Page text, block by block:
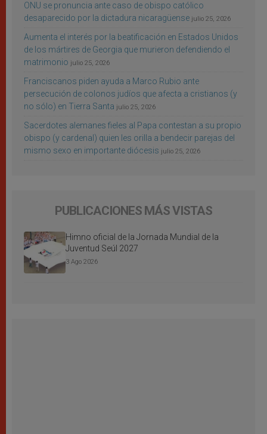
ONU se pronuncia ante caso de obispo católico
desaparecido por la dictadura nicaragüense julio 25, 2026
Aumenta el interés por la beatificación en Estados Unidos
de los mártires de Georgia que murieron defendiendo el
matrimonio julio 25, 2026
Franciscanos piden ayuda a Marco Rubio ante
persecución de colonos judíos que afecta a cristianos (y
no sólo) en Tierra Santa julio 25, 2026
Sacerdotes alemanes fieles al Papa contestan a su propio
obispo (y cardenal) quien les orilla a bendecir parejas del
mismo sexo en importante diócesis julio 25, 2026
PUBLICACIONES MÁS VISTAS
Himno oficial de la Jornada Mundial de la
Juventud Seúl 2027
3 Ago 2026